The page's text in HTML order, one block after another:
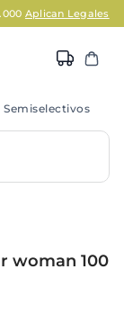
Aplican Legales
Semiselectivos
woman 100